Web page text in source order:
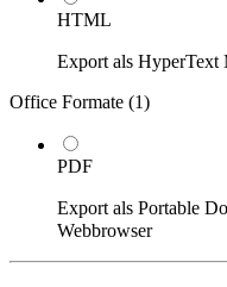
HTML
Export als
Office Formate (1)
PDF
Export als Portable
Webbrowser